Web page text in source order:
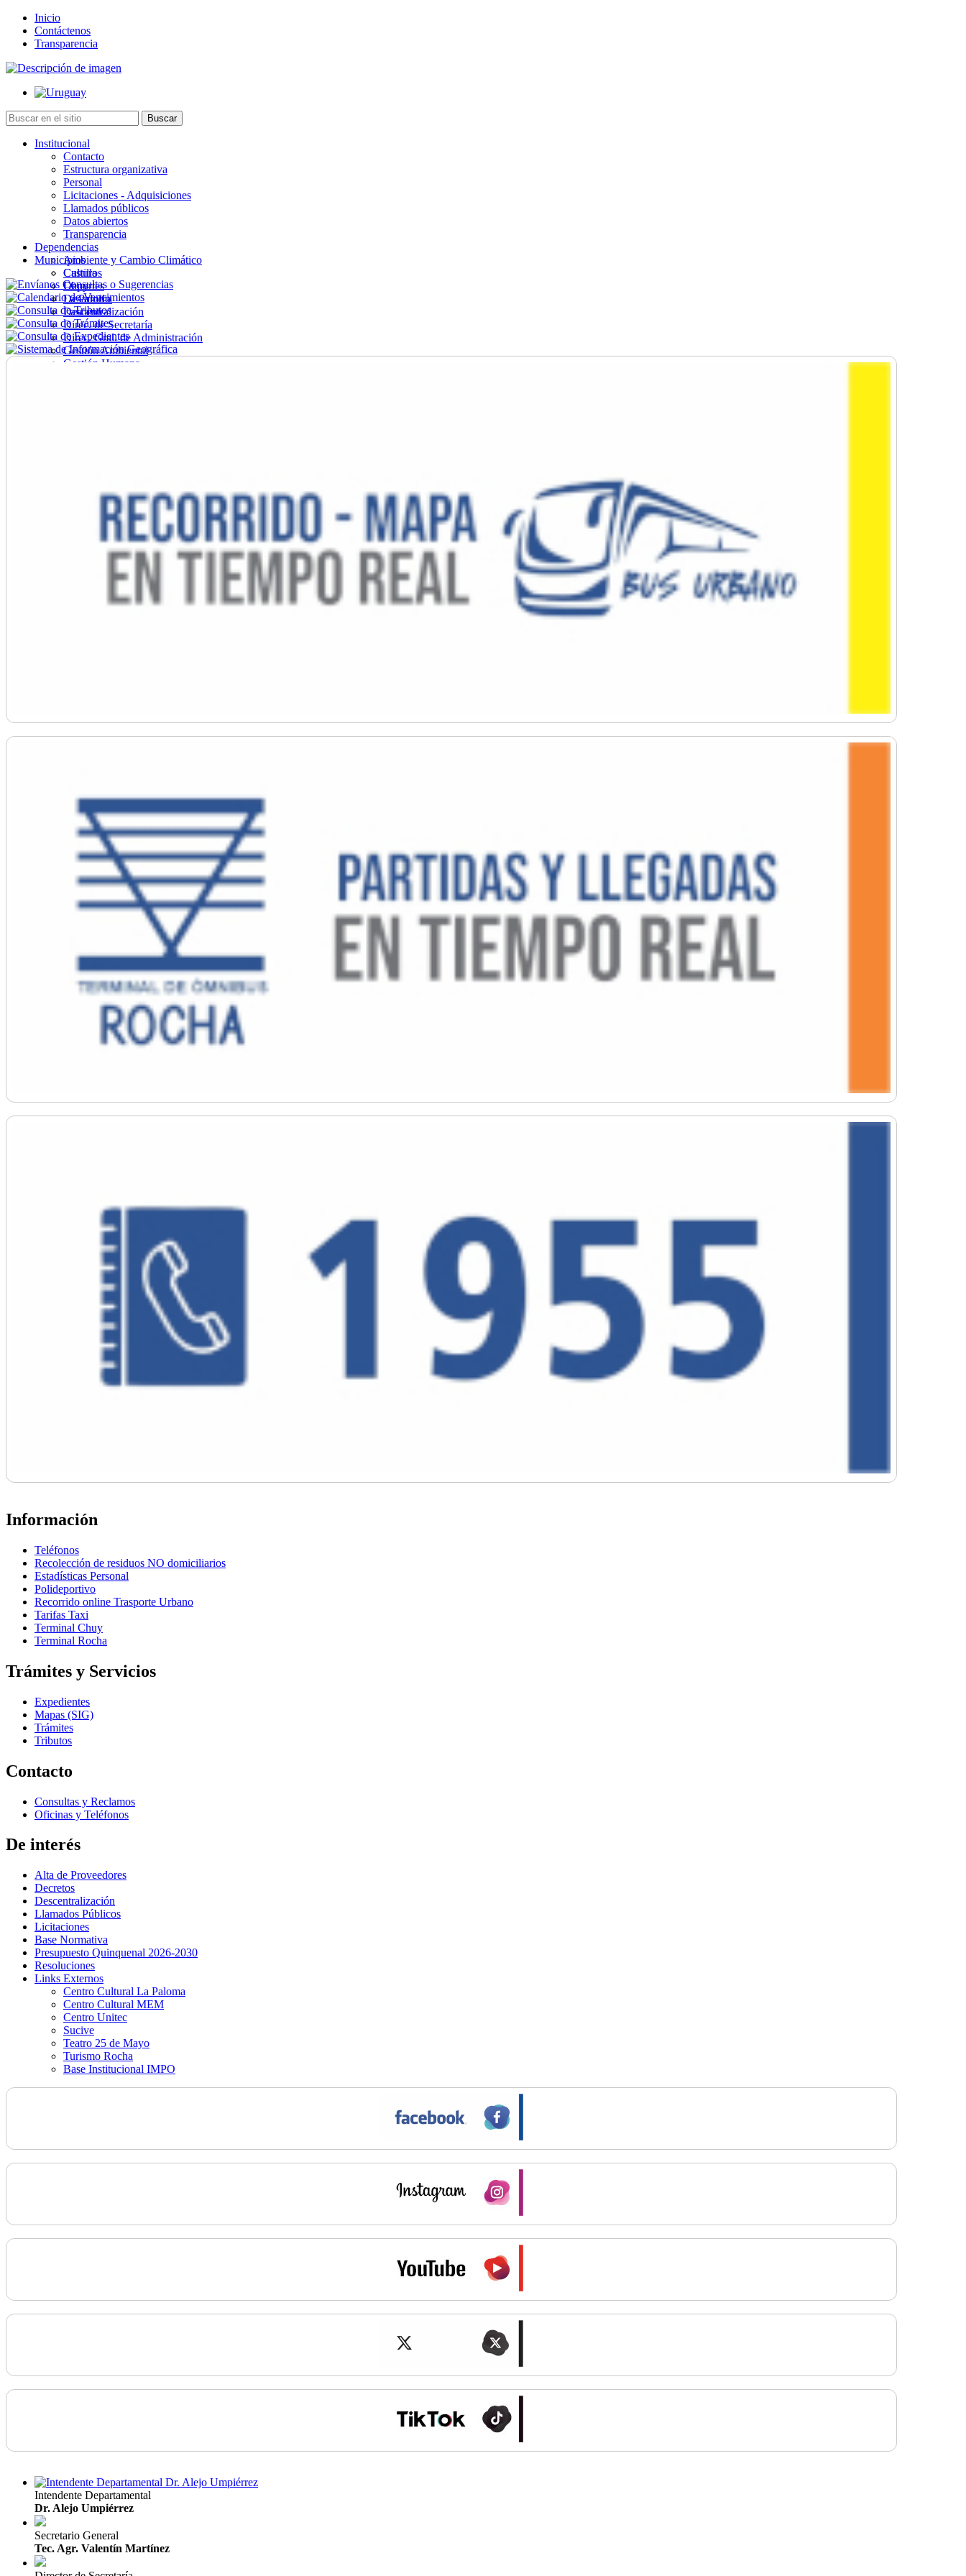
Inicio
Contáctenos
Transparencia
Institucional
Contacto
Estructura organizativa
Personal
Licitaciones - Adquisiciones
Llamados públicos
Datos abiertos
Transparencia
Dependencias
Ambiente y Cambio Climático
Cultura
Deportes
Desarrollo
Descentralización
Direc. de Secretaría
Direc. Gral. de Administración
Gestión Ambiental
Gestión Humana
Municipios
Castillos
Chuy
La Paloma
Lascano
Información
Teléfonos
Recolección de residuos NO domiciliarios
Estadísticas Personal
Polideportivo
Recorrido online Trasporte Urbano
Tarifas Taxi
Terminal Chuy
Terminal Rocha
Trámites y Servicios
Expedientes
Mapas (SIG)
Trámites
Tributos
Contacto
Consultas y Reclamos
Oficinas y Teléfonos
De interés
Alta de Proveedores
Decretos
Descentralización
Llamados Públicos
Licitaciones
Base Normativa
Presupuesto Quinquenal 2026-2030
Resoluciones
Links Externos
Centro Cultural La Paloma
Centro Cultural MEM
Centro Unitec
Sucive
Teatro 25 de Mayo
Turismo Rocha
Base Institucional IMPO
Intendente Departamental
Dr. Alejo Umpiérrez
Secretario General
Tec. Agr. Valentín Martínez